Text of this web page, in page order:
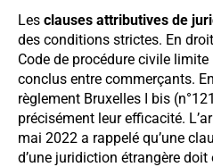
Les clauses attributives de
des conditions strictes. En
Code de procédure civile
conclus entre commerçants.
règlement Bruxelles I bis
précisément leur efficacité.
mai 2022 a rappelé qu’une
d’une juridiction étrangère